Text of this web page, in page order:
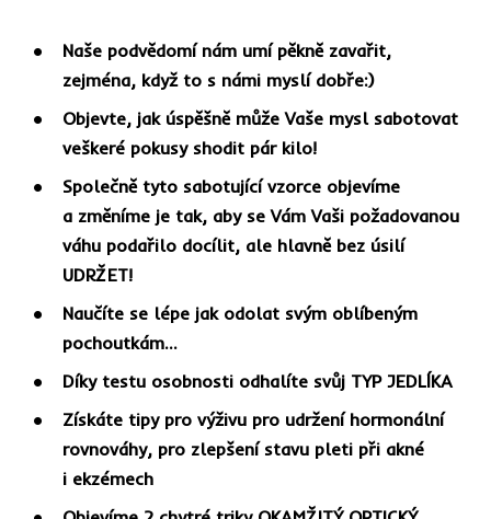
Naše podvědomí nám umí pěkně zavařit,
zejména, když to s námi myslí dobře:)
Objevte, jak úspěšně může Vaše mysl sabotovat
veškeré pokusy shodit pár kilo!
Společně tyto sabotující vzorce objevíme
a změníme je tak, aby se Vám Vaši požadovanou
váhu podařilo docílit, ale hlavně bez úsilí
UDRŽET!
Naučíte se lépe jak odolat svým oblíbeným
pochoutkám...
Díky testu osobnosti odhalíte svůj TYP JEDLÍKA
Získáte tipy pro výživu pro udržení hormonální
rovnováhy, pro zlepšení stavu pleti při akné
i ekzémech